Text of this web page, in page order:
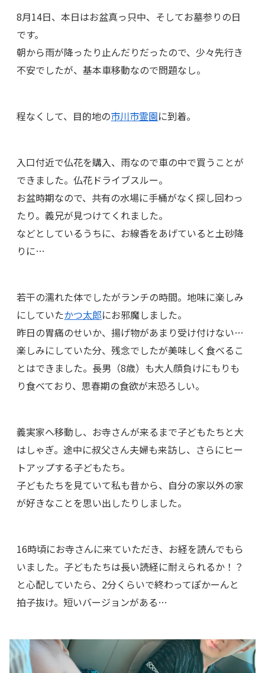
8月14日、本日はお盆真っ只中、そしてお墓参りの日
です。
朝から雨が降ったり止んだりだったので、少々先行き
不安でしたが、基本車移動なので問題なし。
程なくして、目的地の市川市霊園に到着。
入口付近で仏花を購入、雨なので車の中で買うことが
できました。仏花ドライブスルー。
お盆時期なので、共有の水場に手桶がなく探し回わっ
たり。義兄が見つけてくれました。
などとしているうちに、お線香をあげていると土砂降
りに…
若干の濡れた体でしたがランチの時間。地味に楽しみ
にしていたかつ太郎にお邪魔しました。
昨日の胃痛のせいか、揚げ物があまり受け付けない…
楽しみにしていた分、残念でしたが美味しく食べるこ
とはできました。長男（8歳）も大人顔負けにもりも
り食べており、思春期の食欲が末恐ろしい。
義実家へ移動し、お寺さんが来るまで子どもたちと大
はしゃぎ。途中に叔父さん夫婦も来訪し、さらにヒー
トアップする子どもたち。
子どもたちを見ていて私も昔から、自分の家以外の家
が好きなことを思い出したりしました。
16時頃にお寺さんに来ていただき、お経を読んでもら
いました。子どもたちは長い読経に耐えられるか！？
と心配していたら、2分くらいで終わってぽかーんと
拍子抜け。短いバージョンがある…